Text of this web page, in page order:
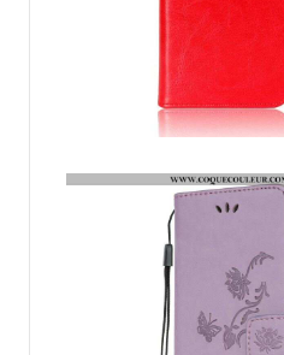
HOUSSE SAMSUNG GALAXY M21 SIMILI CUIR ULTRA